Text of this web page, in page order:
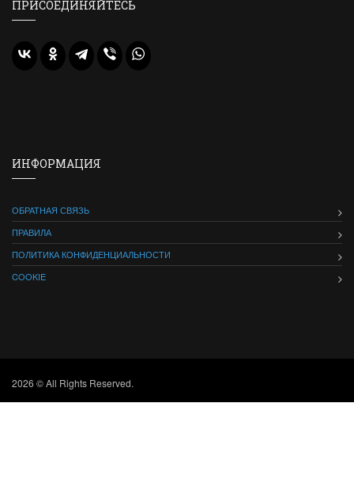
ПРИСОЕДИНЯЙТЕСЬ
ИНФОРМАЦИЯ
ОБРАТНАЯ СВЯЗЬ
ПРАВИЛА
ПОЛИТИКА КОНФИДЕНЦИАЛЬНОСТИ
COOKIE
2026 © All Rights Reserved.